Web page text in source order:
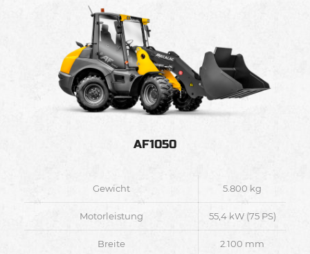
AF1050
Gewicht 5.800 kg
Motorleistung 55,4 kW (75 PS)
Breite 2.100 mm